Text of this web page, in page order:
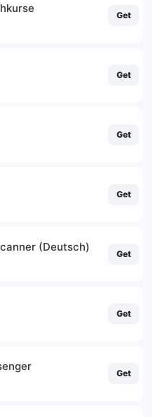
Get
Get
Get
Get
(Deutsch)
Get
Get
Get